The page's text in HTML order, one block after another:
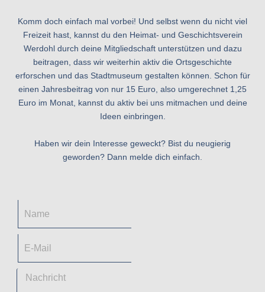
Komm doch einfach mal vorbei! Und selbst wenn du nicht viel
Freizeit hast, kannst du den Heimat- und Geschichtsverein
Werdohl durch deine Mitgliedschaft unterstützen und dazu
beitragen, dass wir weiterhin aktiv die Ortsgeschichte
erforschen und das Stadtmuseum gestalten können. Schon für
einen Jahresbeitrag von nur 15 Euro, also umgerechnet 1,25
Euro im Monat, kannst du aktiv bei uns mitmachen und deine
Ideen einbringen.
Haben wir dein Interesse geweckt? Bist du neugierig
geworden? Dann melde dich einfach.